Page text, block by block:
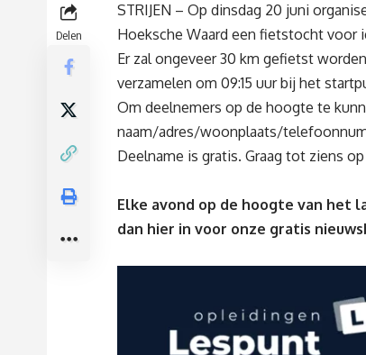
Delen
STRIJEN – Op dinsdag 20 juni
Hoeksche Waard een fietstocht voor
Er zal ongeveer 30 km gefietst
verzamelen om 09:15 uur bij het
Om deelnemers op de hoogte te
naam/adres/woonplaats/
Deelname is gratis. Graag tot ziens
Elke avond op de hoogte van het
dan hier in voor onze gratis